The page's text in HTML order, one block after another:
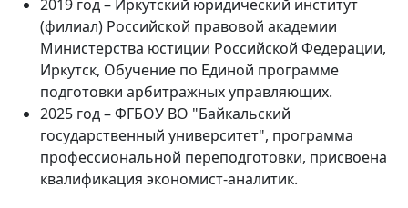
2019 год – Иркутский юридический институт
(филиал) Российской правовой академии
Министерства юстиции Российской Федерации,
Иркутск, Обучение по Единой программе
подготовки арбитражных управляющих.
2025 год – ФГБОУ ВО "Байкальский
государственный университет", программа
профессиональной переподготовки, присвоена
квалификация экономист-аналитик.